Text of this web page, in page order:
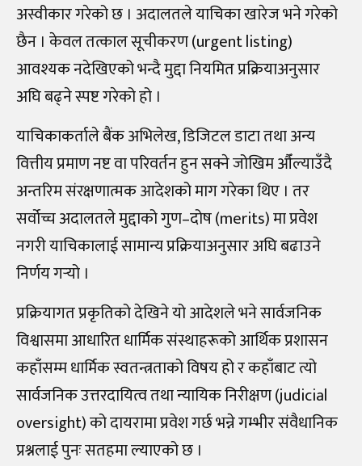
अस्वीकार गरेको छ । अदालतले याचिका खारेज भने गरेको
छैन । केवल तत्काल सूचीकरण (urgent listing)
आवश्यक नदेखिएको भन्दै मुद्दा नियमित प्रक्रियाअनुसार
अघि बढ्ने स्पष्ट गरेको हो ।
याचिकाकर्ताले बैंक अभिलेख, डिजिटल डाटा तथा अन्य
वित्तीय प्रमाण नष्ट वा परिवर्तन हुन सक्ने जोखिम औँल्याउँदै
अन्तरिम संरक्षणात्मक आदेशको माग गरेका थिए । तर
सर्वोच्च अदालतले मुद्दाको गुण–दोष (merits) मा प्रवेश
नगरी याचिकालाई सामान्य प्रक्रियाअनुसार अघि बढाउने
निर्णय गर्‍यो ।
प्रक्रियागत प्रकृतिको देखिने यो आदेशले भने सार्वजनिक
विश्वासमा आधारित धार्मिक संस्थाहरूको आर्थिक प्रशासन
कहाँसम्म धार्मिक स्वतन्त्रताको विषय हो र कहाँबाट त्यो
सार्वजनिक उत्तरदायित्व तथा न्यायिक निरीक्षण (judicial
oversight) को दायरामा प्रवेश गर्छ भन्ने गम्भीर संवैधानिक
प्रश्नलाई पुनः सतहमा ल्याएको छ ।